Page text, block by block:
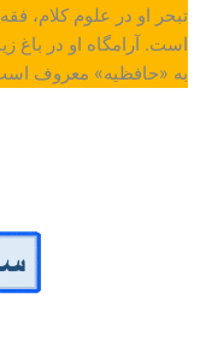
تبحر او در علوم کلام،
است. آرامگاه او در باغ
به «حافظیه» معروف